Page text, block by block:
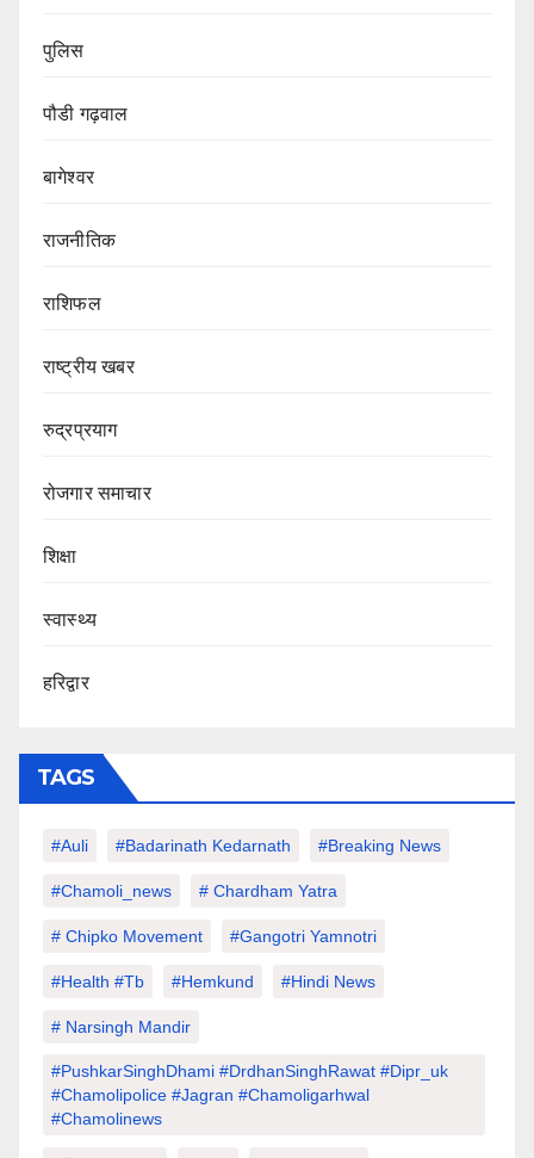
पुलिस
पौडी गढ़वाल
बागेश्वर
राजनीतिक
राशिफल
राष्ट्रीय खबर
रुद्रप्रयाग
रोजगार समाचार
शिक्षा
स्वास्थ्य
हरिद्वार
TAGS
#auli #Badarinath Kedarnath #Breaking News
#chamoli_news # Chardham Yatra
# Chipko Movement #Gangotri Yamnotri
#Health #tb #hemkund #hindi News
# Narsingh Mandir
#PushkarSinghDhami #drdhanSinghRawat #dipr_uk
#chamolipolice #Jagran #chamoligarhwal
#chamolinews